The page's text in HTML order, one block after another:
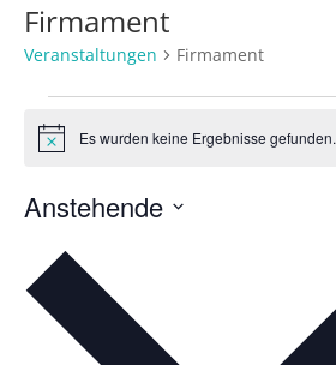
Firmament
Veranstaltungen Firmament
Veranstaltungen
HinweisEs wurden keine Ergebnisse gefunden.
Anstehende
auswählen.